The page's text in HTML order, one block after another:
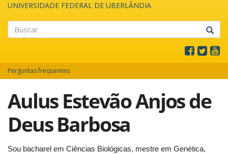
UNIVERSIDADE FEDERAL DE UBERLÂNDIA
Perguntas frequentes
Aulus Estevão Anjos de
Deus Barbosa
Sou bacharel em Ciências Biológicas, mestre em Genética,